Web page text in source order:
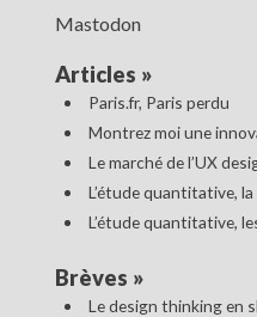
Mastodon
Articles »
Paris.fr, Paris perdu
Montrez moi une
Le marché de l’UX
L’étude quantitative,
L’étude quantitative,
Brèves »
Le design thinking en